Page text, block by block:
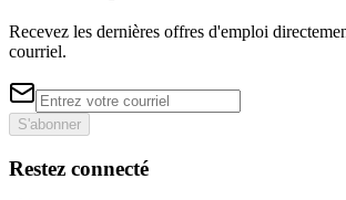
Recevez les dernières offres d'emploi
courriel.
S'abonner
Restez connecté